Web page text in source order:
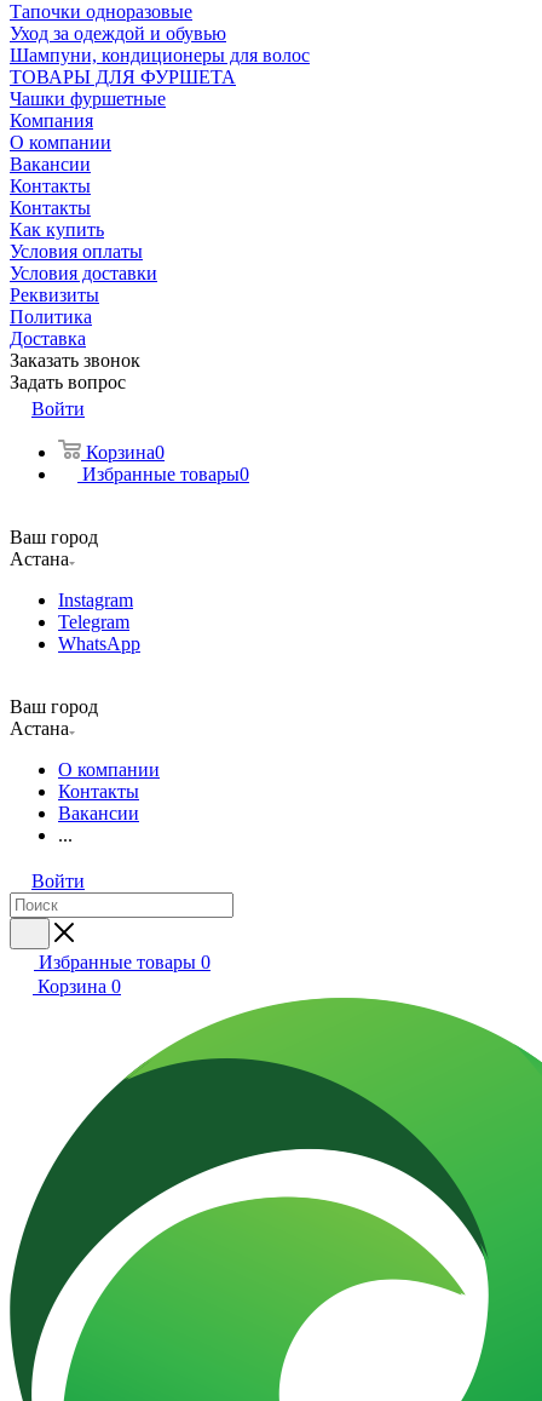
Тапочки одноразовые
Уход за одеждой и обувью
Шампуни, кондиционеры для волос
ТОВАРЫ ДЛЯ ФУРШЕТА
Чашки фуршетные
Компания
О компании
Вакансии
Контакты
Контакты
Как купить
Условия оплаты
Условия доставки
Реквизиты
Политика
Доставка
Заказать звонок
Задать вопрос
Войти
Корзина0
Избранные товары0
Ваш город
Астана
Instagram
Telegram
WhatsApp
Ваш город
Астана
О компании
Контакты
Вакансии
...
Войти
Избранные товары 0
Корзина 0